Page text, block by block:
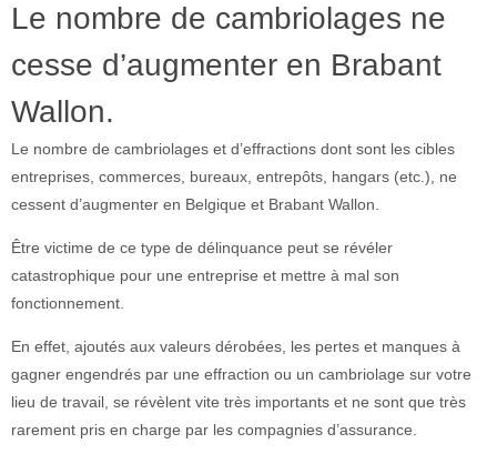
Le nombre de cambriolages ne
cesse d’augmenter en Brabant
Wallon.
Le nombre de cambriolages et d’effractions dont sont les cibles
entreprises, commerces, bureaux, entrepôts, hangars (etc.), ne
cessent d’augmenter en Belgique et Brabant Wallon.
Être victime de ce type de délinquance peut se révéler
catastrophique pour une entreprise et mettre à mal son
fonctionnement.
En effet, ajoutés aux valeurs dérobées, les pertes et manques à
gagner engendrés par une effraction ou un cambriolage sur votre
lieu de travail, se révèlent vite très importants et ne sont que très
rarement pris en charge par les compagnies d’assurance.